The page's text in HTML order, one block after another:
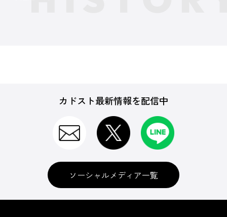
カドスト最新情報を配信中
ソーシャルメディア一覧